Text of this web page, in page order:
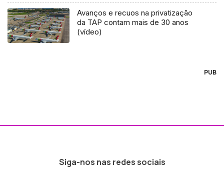
Avanços e recuos na privatização
da TAP contam mais de 30 anos
(vídeo)
PUB
Siga-nos nas redes sociais